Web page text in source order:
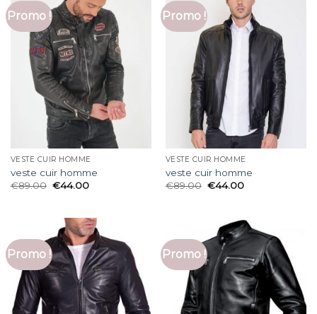
Promo !
VESTE CUIR HOMME
veste cuir homme
€89.00 €44.00
Promo !
VESTE CUIR HOMME
veste cuir homme
€89.00 €44.00
Promo ! Promo !